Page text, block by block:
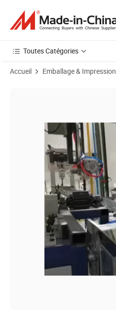
Toutes Catégories
Accueil Emballage & Impression